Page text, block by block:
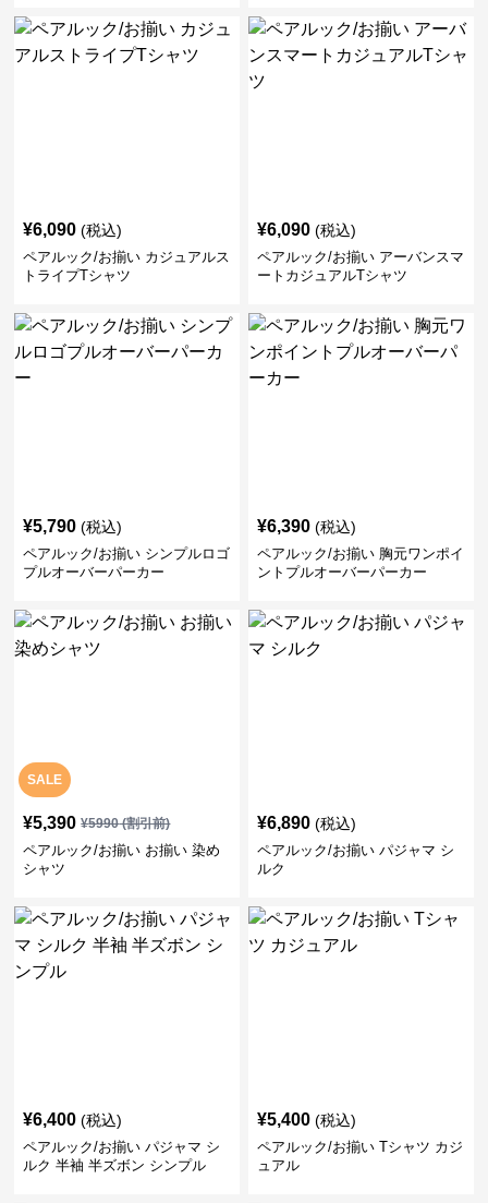
¥6,090 (税込)
ペアルック/お揃い カジュアルス
トライプTシャツ
¥6,090 (税込)
ペアルック/お揃い アーバンスマ
ートカジュアルTシャツ
¥5,790 (税込)
ペアルック/お揃い シンプルロゴ
プルオーバーパーカー
¥6,390 (税込)
ペアルック/お揃い 胸元ワンポイ
ントプルオーバーパーカー
SALE
¥5,390 ¥5990(割引前)
ペアルック/お揃い お揃い 染め
シャツ
¥6,890 (税込)
ペアルック/お揃い パジャマ シ
ルク
¥6,400 (税込)
ペアルック/お揃い パジャマ シ
ルク 半袖 半ズボン シンプル
¥5,400 (税込)
ペアルック/お揃い Tシャツ カジ
ュアル